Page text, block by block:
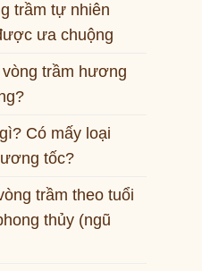
tẩy uế
trầm tự nhiên
ưa chuộng
trầm hương
Có mấy loại
tốc?
trầm theo tuổi
thủy (ngũ